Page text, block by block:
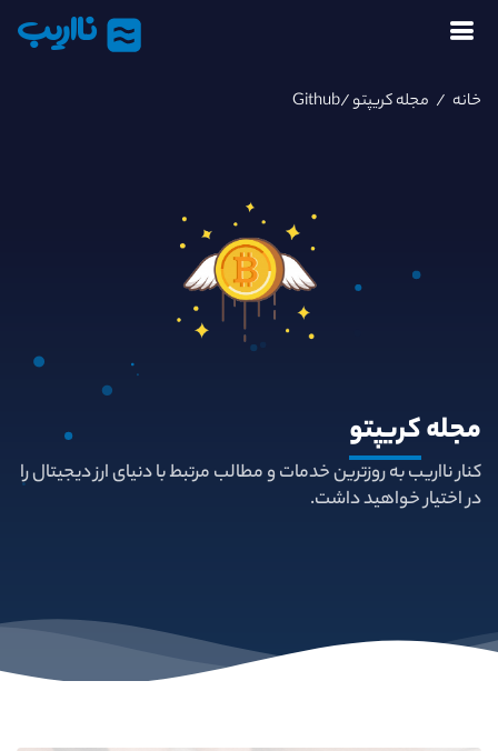
نااریب
خانه / مجله کریپتو/Github
مجلهکریپتو
کنار نااریب به روزترین خدمات و مطالب مرتبط با دنیای ارز دیجیتال را
در اختیار خواهید داشت.